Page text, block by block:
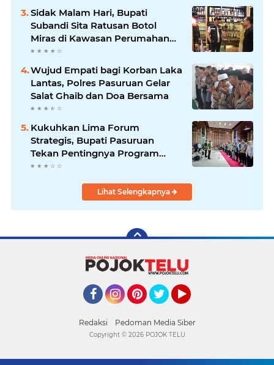
Sidak Malam Hari, Bupati
Subandi Sita Ratusan Botol
Miras di Kawasan Perumahan
Sidoarjo
Wujud Empati bagi Korban Laka
Lantas, Polres Pasuruan Gelar
Salat Ghaib dan Doa Bersama
Kukuhkan Lima Forum
Strategis, Bupati Pasuruan
Tekan Pentingnya Program
Nyata untuk Rakyat
Lihat Selengkapnya
Redaksi Pedoman Media Siber
Copyright © 2026 POJOK TELU